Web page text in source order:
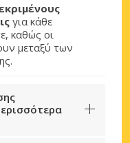
για κάθε
καθώς οι
μεταξύ των